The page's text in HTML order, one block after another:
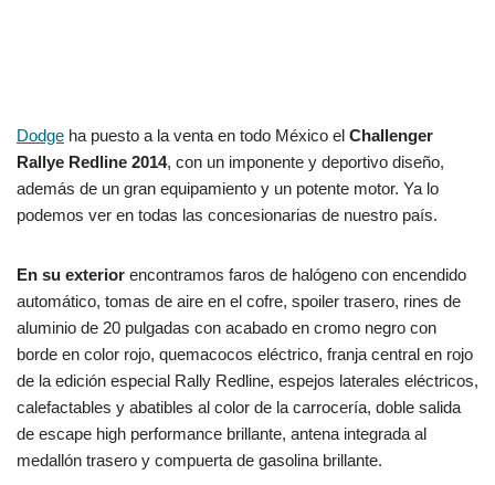
Dodge ha puesto a la venta en todo México el Challenger
Rallye Redline 2014, con un imponente y deportivo diseño,
además de un gran equipamiento y un potente motor. Ya lo
podemos ver en todas las concesionarias de nuestro país.
En su exterior encontramos faros de halógeno con encendido
automático, tomas de aire en el cofre, spoiler trasero, rines de
aluminio de 20 pulgadas con acabado en cromo negro con
borde en color rojo, quemacocos eléctrico, franja central en rojo
de la edición especial Rally Redline, espejos laterales eléctricos,
calefactables y abatibles al color de la carrocería, doble salida
de escape high performance brillante, antena integrada al
medallón trasero y compuerta de gasolina brillante.